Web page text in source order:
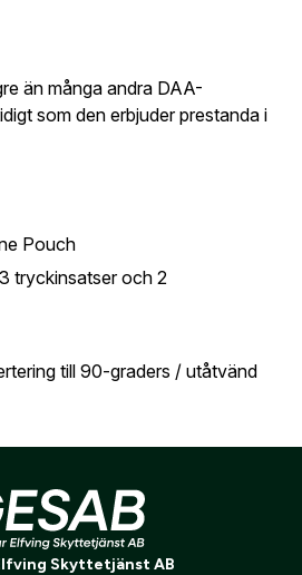
än många andra DAA-
som den erbjuder prestanda i
Pouch
tryckinsatser och 2
till 90-graders / utåtvänd
Skyttetjänst AB